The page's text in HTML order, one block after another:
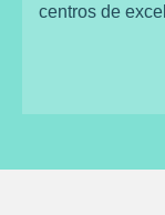
centros de